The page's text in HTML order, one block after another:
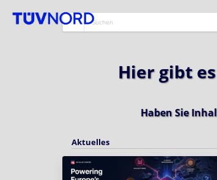
Hier gibt
Haben Sie
Aktuelles